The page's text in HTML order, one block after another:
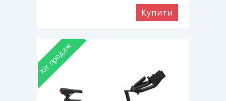
Купити
Хіт продаж